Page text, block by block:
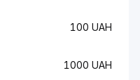
100 UAH
1000 UAH